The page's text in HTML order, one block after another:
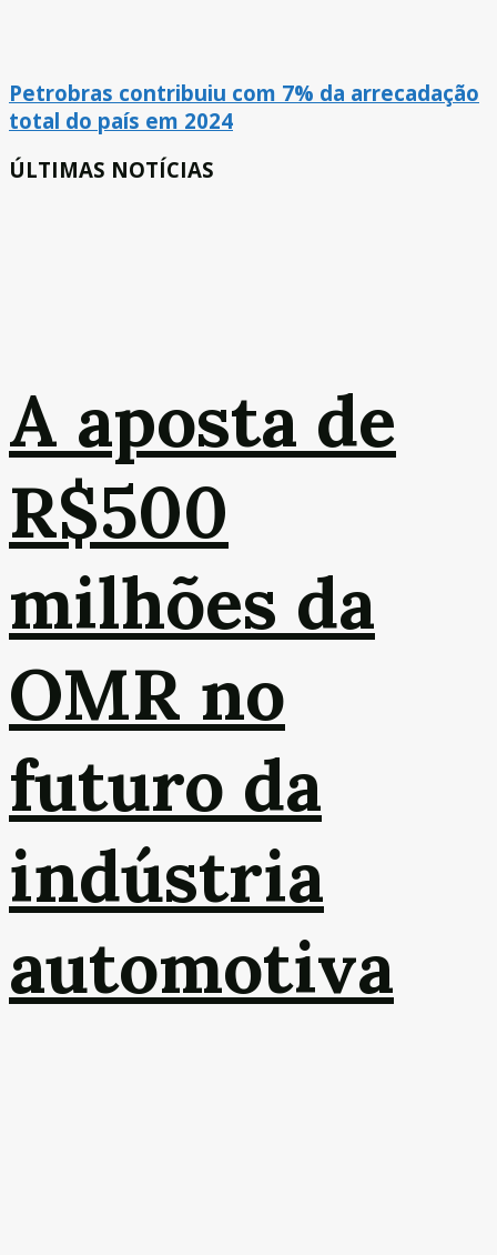
Petrobras contribuiu com 7% da arrecadação
total do país em 2024
ÚLTIMAS NOTÍCIAS
A aposta de
R$500
milhões da
OMR no
futuro da
indústria
automotiva